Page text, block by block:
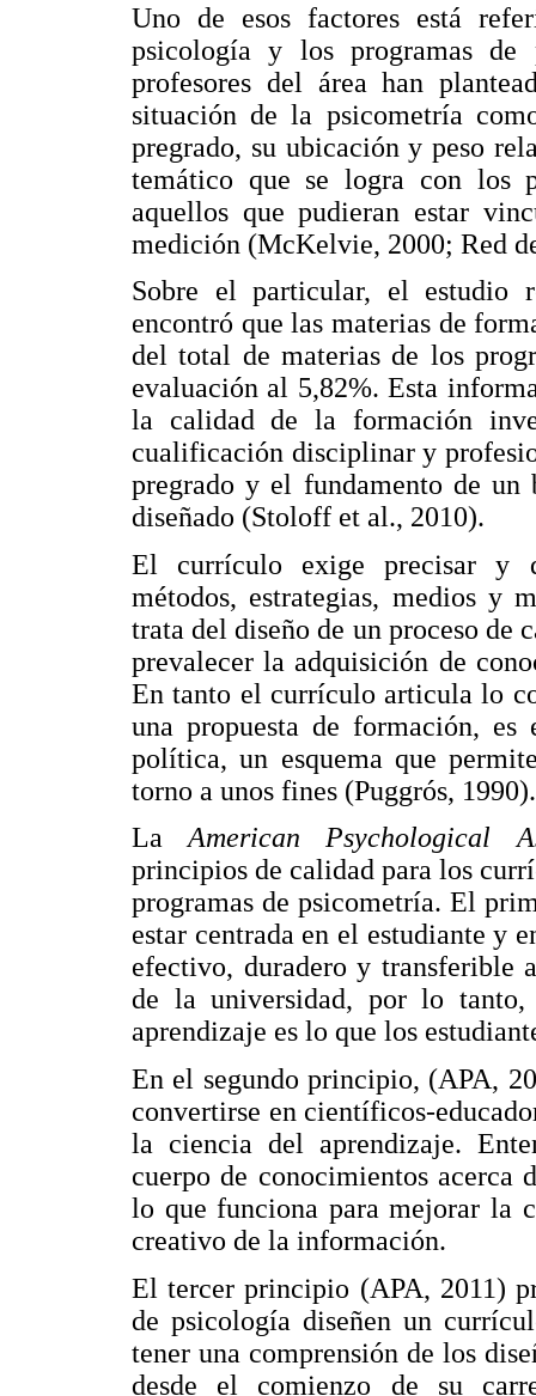
Uno de esos factores está
psicología y los programas de
profesores del área han
situación de la psicometría
pregrado, su ubicación y peso
temático que se logra con los
aquellos que pudieran estar
medición (McKelvie, 2000; Red
Sobre el particular, el estudio
encontró que las materias de
del total de materias de los
evaluación al 5,82%. Esta
la calidad de la formación
cualificación disciplinar y
pregrado y el fundamento de
diseñado (Stoloff et al., 2010).
El currículo exige precisar y
métodos, estrategias, medios y
trata del diseño de un proceso de
prevalecer la adquisición de
En tanto el currículo articula lo
una propuesta de formación,
política, un esquema que
torno a unos fines (Puggrós, 1990).
LaAmerican Psychological
principios de calidad para los
programas de psicometría. El
estar centrada en el estudiante y
efectivo, duradero y transferible
de la universidad, por lo
aprendizaje es lo que los
En el segundo principio, (APA,
convertirse en científicos-
la ciencia del aprendizaje.
cuerpo de conocimientos acerca
lo que funciona para mejorar la
creativo de la información.
El tercer principio (APA, 2011)
de psicología diseñen un
tener una comprensión de los
desde el comienzo de su